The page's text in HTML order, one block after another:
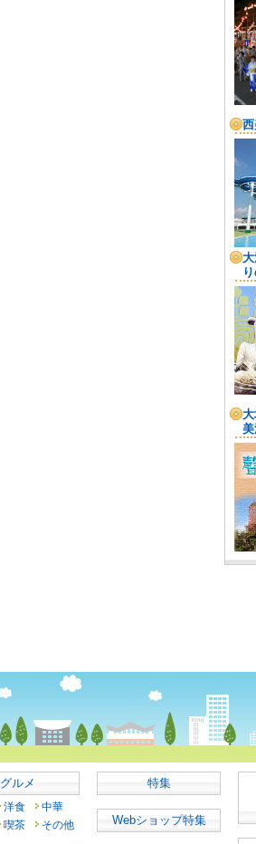
グルメ
洋食
中華
喫茶 その他
特集
Webショップ特集